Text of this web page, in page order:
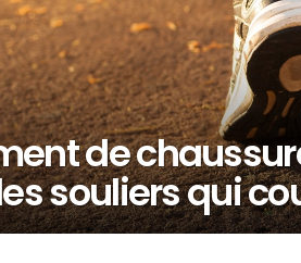
de
souliers qui